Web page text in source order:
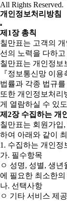
All Rights Reserved.
개인정보처리방침
제1장 총칙
칠만표는 고객의
선의 노력을 다하
칠만표는 개인정보
『정보통신망 이
법률과 각종 법규
또한 개인정보처리
게 열람하실 수 있
제2장 수집하는 개
칠만표는 회원가입
하여 아래와 같이
1. 수집하는 개인정
가. 필수항목
ㅇ 성명, 성별, 생
에 필요한 최소한의
나. 선택사항
ㅇ 기타 서비스 제